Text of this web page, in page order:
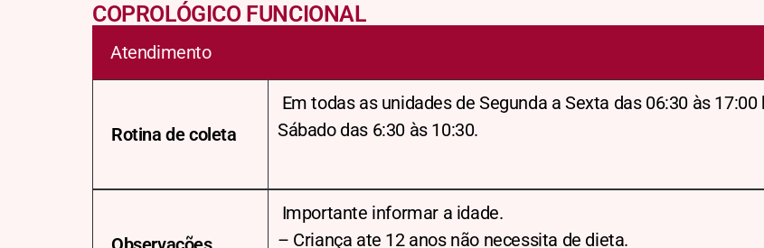
COPROLÓGICO FUNCIONAL
Atendimento
Rotina de coleta
Em todas as unidades de Segunda a Sexta das 06:30 às 17:00
Sábado das 6:30 às 10:30.
Importante informar a idade.
– Criança ate 12 anos não necessita de dieta.